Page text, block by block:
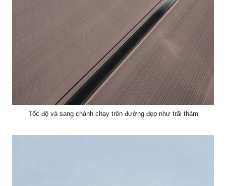
Tốc độ và sang chảnh chạy trên đường đẹp như trãi thảm